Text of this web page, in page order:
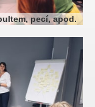
pecí, apod.